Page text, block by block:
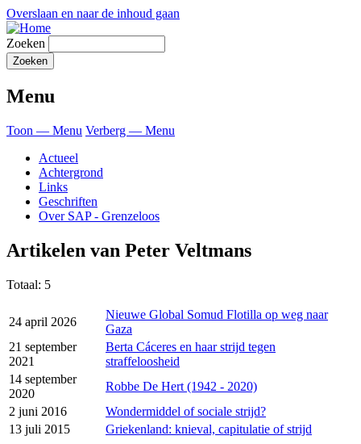
Overslaan en naar de inhoud gaan
Zoeken
Menu
Toon — Menu Verberg — Menu
Actueel
Achtergrond
Links
Geschriften
Over SAP - Grenzeloos
Artikelen van Peter Veltmans
Totaal: 5
24 april 2026
Nieuwe Global Somud Flotilla op weg naar
Gaza
21 september
2021
Berta Cáceres en haar strijd tegen
straffeloosheid
14 september
2020
Robbe De Hert (1942 - 2020)
2 juni 2016
Wondermiddel of sociale strijd?
13 juli 2015
Griekenland: knieval, capitulatie of strijd